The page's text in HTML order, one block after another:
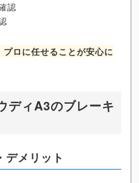
認
ロに任せることが安心に
ディA3のブレーキ
デメリット